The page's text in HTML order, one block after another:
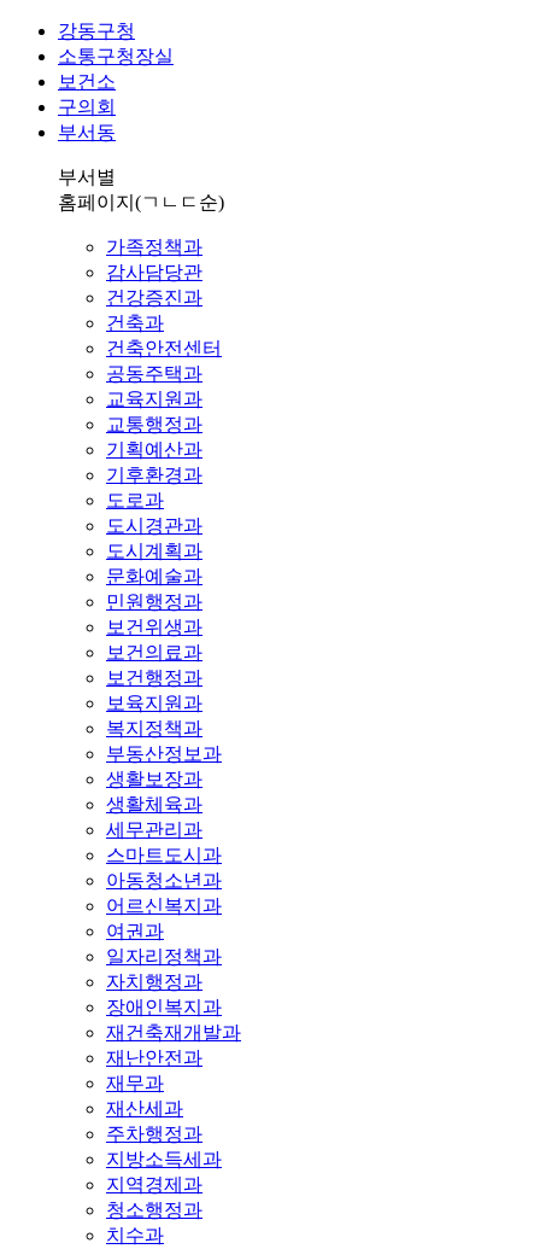
강동구청
소통구청장실
보건소
구의회
부서동
부서별
홈페이지 (ㄱㄴㄷ순)
가족정책과
감사담당관
건강증진과
건축과
건축안전센터
공동주택과
교육지원과
교통행정과
기획예산과
기후환경과
도로과
도시경관과
도시계획과
문화예술과
민원행정과
보건위생과
보건의료과
보건행정과
보육지원과
복지정책과
부동산정보과
생활보장과
생활체육과
세무관리과
스마트도시과
아동청소년과
어르신복지과
여권과
일자리정책과
자치행정과
장애인복지과
재건축재개발과
재난안전과
재무과
재산세과
주차행정과
지방소득세과
지역경제과
청소행정과
치수과